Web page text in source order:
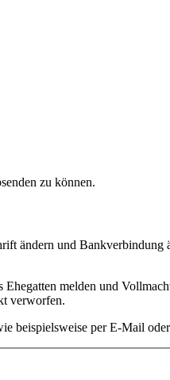
zu können.
ändern und Bankverbindung
melden und
verworfen.
per E-Mail